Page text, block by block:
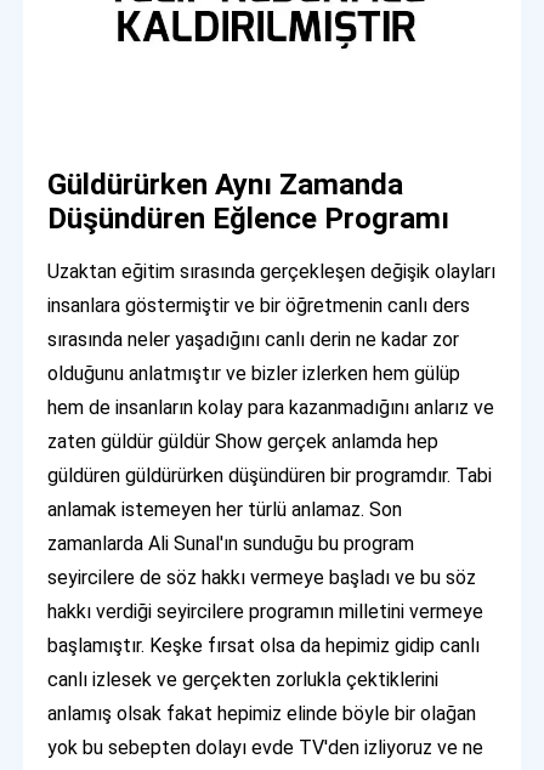
Güldürürken Aynı Zamanda
Düşündüren Eğlence Programı
Uzaktan eğitim sırasında gerçekleşen değişik olayları
insanlara göstermiştir ve bir öğretmenin canlı ders
sırasında neler yaşadığını canlı derin ne kadar zor
olduğunu anlatmıştır ve bizler izlerken hem gülüp
hem de insanların kolay para kazanmadığını anlarız ve
zaten güldür güldür Show gerçek anlamda hep
güldüren güldürürken düşündüren bir programdır. Tabi
anlamak istemeyen her türlü anlamaz. Son
zamanlarda Ali Sunal'ın sunduğu bu program
seyircilere de söz hakkı vermeye başladı ve bu söz
hakkı verdiği seyircilere programın milletini vermeye
başlamıştır. Keşke fırsat olsa da hepimiz gidip canlı
canlı izlesek ve gerçekten zorlukla çektiklerini
anlamış olsak fakat hepimiz elinde böyle bir olağan
yok bu sebepten dolayı evde TV'den izliyoruz ve ne